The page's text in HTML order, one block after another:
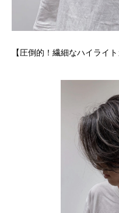
【圧倒的！繊細なハイライト